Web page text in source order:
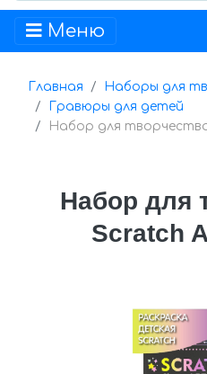
Меню
Главная
Наборы для
Гравюры для детей
Набор для
Набор для
Scratch